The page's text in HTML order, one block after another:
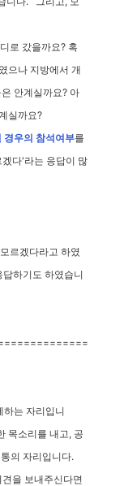
로 갔을까요? 혹
으나 지방에서 개
안계실까요? 아
실까요?
경우의 참석여부를
다'라는 응답이 많
르겠다라고 하였
하기도 하였습니
하는 자리입니
목소리를 내고, 공
의 자리입니다.
견을 보내주신다면